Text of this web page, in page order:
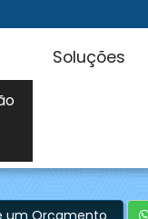
Soluções
um Orçamento